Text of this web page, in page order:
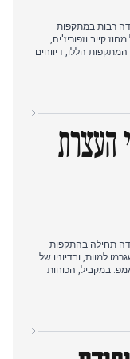
התמקדה רבות במתקפות
קייב וזפוריז'יה,
הללו, דיווחים
המוקד עבר
לקראת העצרת הכללית
מה שמשקף נוף
העצרת
התמקדה תחילה בהתקפות
למוות, ובדיוניו של
במקביל, הכוחות
בעצרת הכללית
טראמפ הביע כי